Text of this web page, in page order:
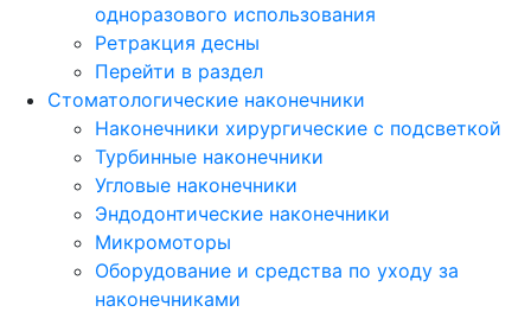
одноразового использования
Ретракция десны
Перейти в раздел
Стоматологические наконечники
Наконечники хирургические с подсветкой
Турбинные наконечники
Угловые наконечники
Эндодонтические наконечники
Микромоторы
Оборудование и средства по уходу за
наконечниками